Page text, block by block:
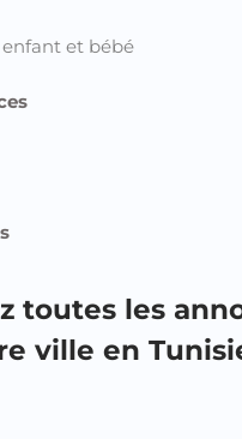
et bébé
toutes les
ville en